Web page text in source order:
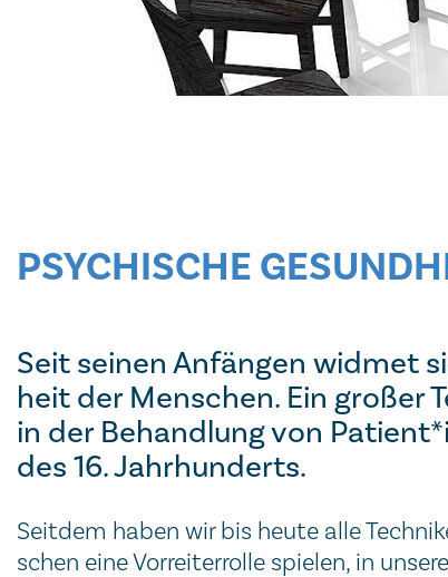
PSYCHISCHE
Seit seinen An­fän­gen wid­met
heit der Men­schen. Ein großer
in der Be­hand­lung von
des 16. Jahr­hun­derts.
Seitdem haben wir bis heute alle
schen eine Vor­rei­ter­rol­le spie­len, in